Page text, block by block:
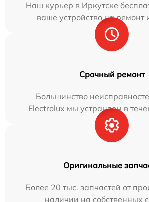
Наш курьер в Иркутске
ваше устройство на ремонт
Срочный ремонт
Большинство
Electrolux мы устраняем в
Оригинальные
Более 20 тыс. запчастей от
наличии на собственных